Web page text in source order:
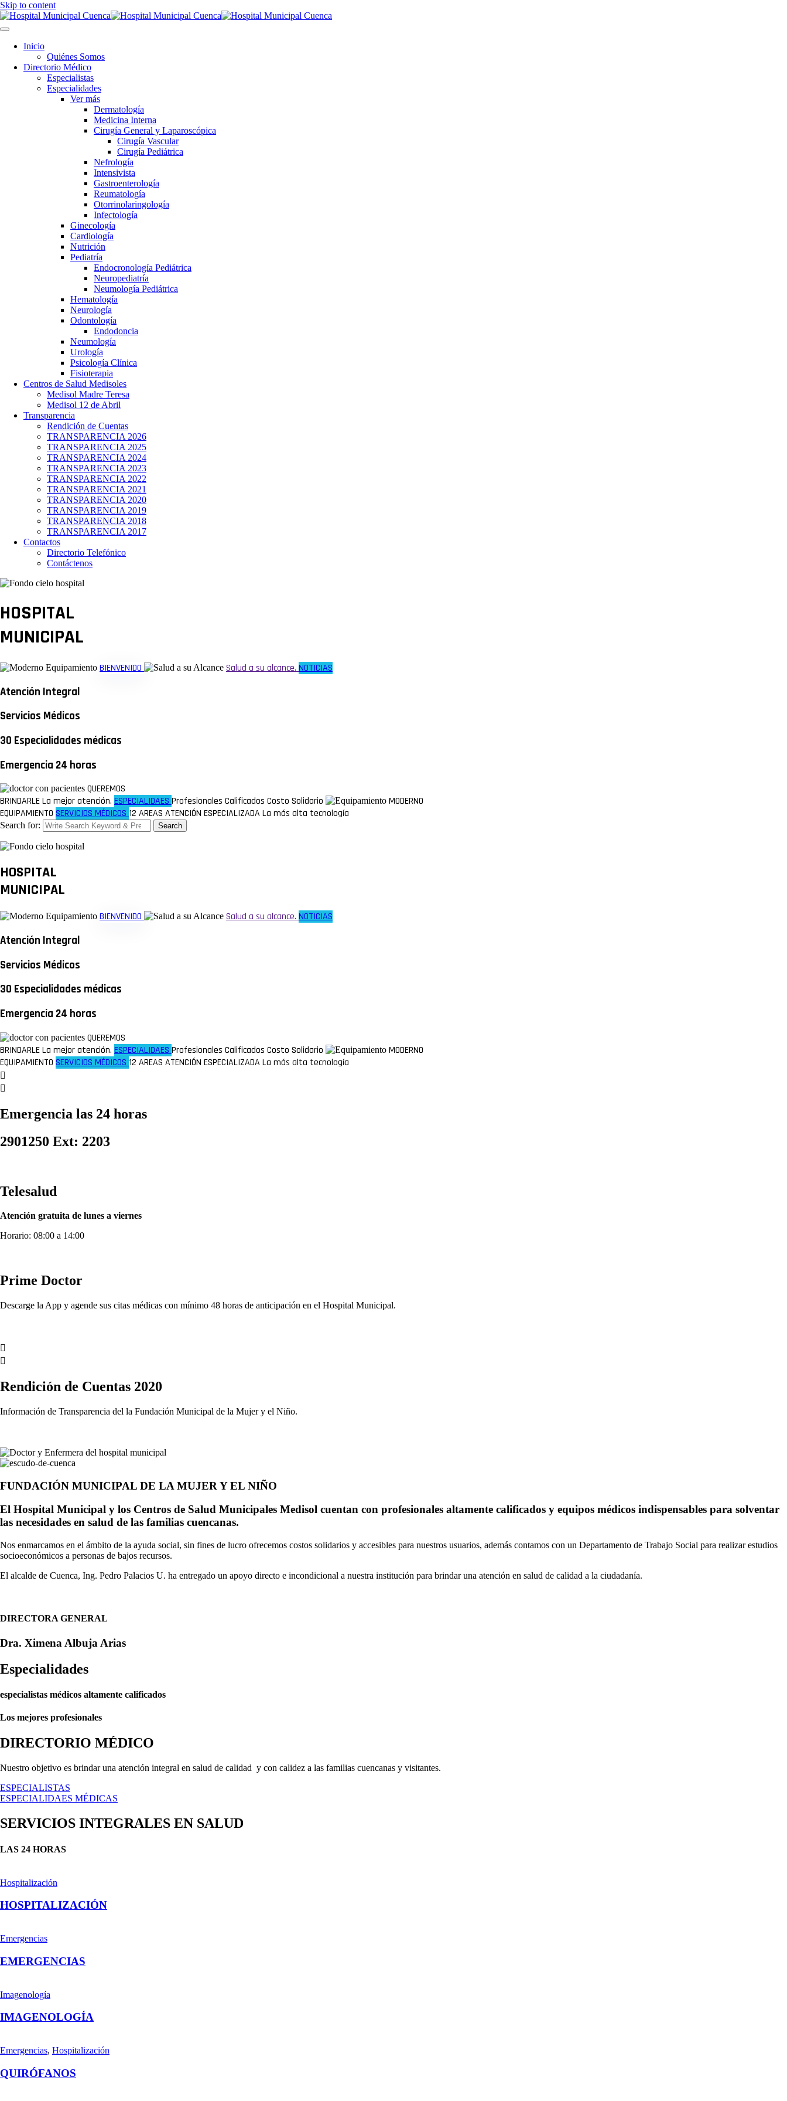
Skip to content
Inicio
Quiénes Somos
Directorio Médico
Especialistas
Especialidades
Ver más
Dermatología
Medicina Interna
Cirugía General y Laparoscópica
Cirugía Vascular
Cirugía Pediátrica
Nefrología
Intensivista
Gastroenterología
Reumatología
Otorrinolaringología
Infectología
Ginecología
Cardiología
Nutrición
Pediatría
Endocronología Pediátrica
Neuropediatría
Neumología Pediátrica
Hematología
Neurología
Odontología
Endodoncia
Neumología
Urología
Psicología Clínica
Fisioterapia
Centros de Salud Medisoles
Medisol Madre Teresa
Medisol 12 de Abril
Transparencia
Rendición de Cuentas
TRANSPARENCIA 2026
TRANSPARENCIA 2025
TRANSPARENCIA 2024
TRANSPARENCIA 2023
TRANSPARENCIA 2022
TRANSPARENCIA 2021
TRANSPARENCIA 2020
TRANSPARENCIA 2019
TRANSPARENCIA 2018
TRANSPARENCIA 2017
Contactos
Directorio Telefónico
Contáctenos
HOSPITAL
MUNICIPAL
BIENVENIDO Salud a su alcance. NOTICIAS
Atención Integral
Servicios Médicos
30 Especialidades médicas
Emergencia 24 horas
QUEREMOS
BRINDARLELa mejor atención. ESPECIALIDAESProfesionales Calificados Costo Solidario
MODERNO
EQUIPAMIENTO SERVICIOS MÉDICOS12 AREAS ATENCIÓN ESPECIALIZADA La más alta tecnología
Search for: Search
HOSPITAL
MUNICIPAL
BIENVENIDO Salud a su alcance.NOTICIAS
Atención Integral
Servicios Médicos
30 Especialidades médicas
Emergencia 24 horas
QUEREMOS
BRINDARLELa mejor atención. ESPECIALIDAES Profesionales Calificados Costo Solidario
MODERNO
EQUIPAMIENTO SERVICIOS MÉDICOS 12 AREAS ATENCIÓN ESPECIALIZADA La más alta tecnología
Emergencia las 24 horas
2901250 Ext: 2203
Telesalud
Atención gratuita de lunes a viernes
Horario: 08:00 a 14:00
Prime Doctor
Descarge la App y agende sus citas médicas con mínimo 48 horas de anticipación en el Hospital Municipal.
Rendición de Cuentas 2020
Información de Transparencia del la Fundación Municipal de la Mujer y el Niño.
FUNDACIÓN MUNICIPAL DE LA MUJER Y EL NIÑO
El Hospital Municipal y los Centros de Salud Municipales Medisol cuentan con profesionales altamente calificados y equipos médicos indispensables para solventar
las necesidades en salud de las familias cuencanas.
Nos enmarcamos en el ámbito de la ayuda social, sin fines de lucro ofrecemos costos solidarios y accesibles para nuestros usuarios, además contamos con un Departamento de Trabajo Social para realizar estudios
socioeconómicos a personas de bajos recursos.
El alcalde de Cuenca, Ing. Pedro Palacios U. ha entregado un apoyo directo e incondicional a nuestra institución para brindar una atención en salud de calidad a la ciudadanía.
DIRECTORA GENERAL
Dra. Ximena Albuja Arias
Especialidades
especialistas médicos altamente calificados
Los mejores profesionales
DIRECTORIO MÉDICO
Nuestro objetivo es brindar una atención integral en salud de calidad y con calidez a las familias cuencanas y visitantes.
ESPECIALISTAS
ESPECIALIDAES MÉDICAS
SERVICIOS INTEGRALES EN SALUD
LAS 24 HORAS
Hospitalización
HOSPITALIZACIÓN
Emergencias
EMERGENCIAS
Imagenología
IMAGENOLOGÍA
Emergencias, Hospitalización
QUIRÓFANOS